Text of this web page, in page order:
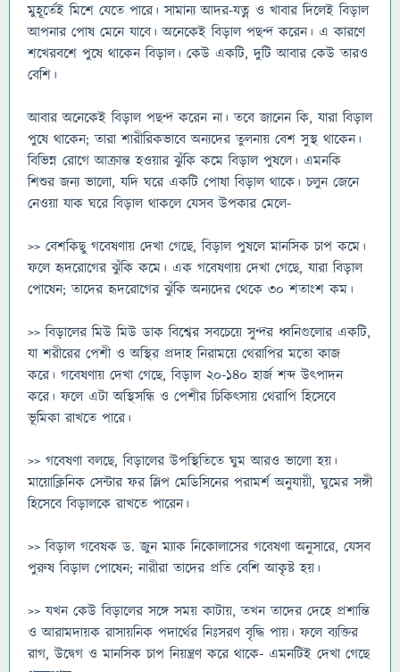
মুহূর্তেই মিশে যেতে পারে। সামান্য আদর-যত্ন ও খাবার দিলেই বিড়াল
আপনার পোষ মেনে যাবে। অনেকেই বিড়াল পছন্দ করেন। এ কারণে
শখেরবশে পুষে থাকেন বিড়াল। কেউ একটি, দুটি আবার কেউ তারও
বেশি।
আবার অনেকেই বিড়াল পছন্দ করেন না। তবে জানেন কি, যারা বিড়াল
পুষে থাকেন; তারা শারীরিকভাবে অন্যদের তুলনায় বেশ সুস্থ থাকেন।
বিভিন্ন রোগে আক্রান্ত হওয়ার ঝুঁকি কমে বিড়াল পুষলে। এমনকি
শিশুর জন্য ভালো, যদি ঘরে একটি পোষা বিড়াল থাকে। চলুন জেনে
নেওয়া যাক ঘরে বিড়াল থাকলে যেসব উপকার মেলে-
>> বেশকিছু গবেষণায় দেখা গেছে, বিড়াল পুষলে মানসিক চাপ কমে।
ফলে হৃদরোগের ঝুঁকি কমে। এক গবেষণায় দেখা গেছে, যারা বিড়াল
পোষেন; তাদের হৃদরোগের ঝুঁকি অন্যদের থেকে ৩০ শতাংশ কম।
>> বিড়ালের মিউ মিউ ডাক বিশ্বের সবচেয়ে সুন্দর ধ্বনিগুলোর একটি,
যা শরীরের পেশী ও অস্থির প্রদাহ নিরাময়ে থেরাপির মতো কাজ
করে। গবেষণায় দেখা গেছে, বিড়াল ২০-১৪০ হার্জ শব্দ উৎপাদন
করে। ফলে এটা অস্থিসন্ধি ও পেশীর চিকিৎসায় থেরাপি হিসেবে
ভূমিকা রাখতে পারে।
>> গবেষণা বলছে, বিড়ালের উপস্থিতিতে ঘুম আরও ভালো হয়।
মায়োক্লিনিক সেন্টার ফর স্লিপ মেডিসিনের পরামর্শ অনুযায়ী, ঘুমের সঙ্গী
হিসেবে বিড়ালকে রাখতে পারেন।
>> বিড়াল গবেষক ড. জুন ম্যাক নিকোলাসের গবেষণা অনুসারে, যেসব
পুরুষ বিড়াল পোষেন; নারীরা তাদের প্রতি বেশি আকৃষ্ট হয়।
>> যখন কেউ বিড়ালের সঙ্গে সময় কাটায়, তখন তাদের দেহে প্রশান্তি
ও আরামদায়ক রাসায়নিক পদার্থের নিঃসরণ বৃদ্ধি পায়। ফলে ব্যক্তির
রাগ, উদ্বেগ ও মানসিক চাপ নিয়ন্ত্রণ করে থাকে- এমনটিই দেখা গেছে